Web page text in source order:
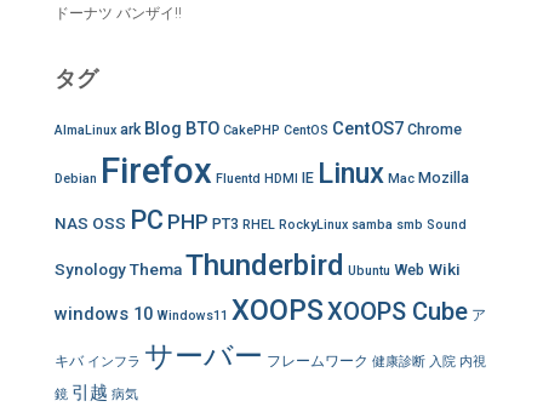
ドーナツ バンザイ!!
タグ
AlmaLinux ark Blog BTO CakePHP CentOS CentOS7 Chrome
Debian Firefox Fluentd HDMI IE Linux Mac Mozilla
NAS OSS PC PHP PT3 RHEL RockyLinux samba smb Sound
SynologyThemaThunderbird Ubuntu Web Wiki
windows 10 Windows11 XOOPSXOOPS Cube ア
キバ インフラ サーバー フレームワーク 健康診断 入院 内視
鏡 引越 病気